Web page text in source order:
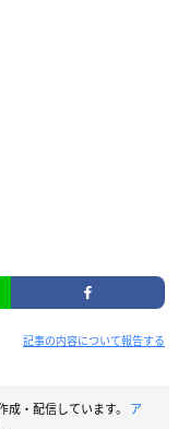
記事の内容について報告する
・配信しています。 ア